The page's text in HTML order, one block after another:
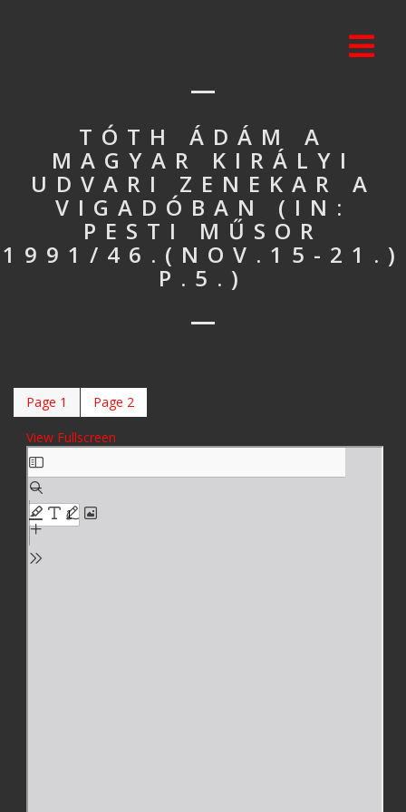
TÓTH ÁDÁM A
MAGYAR KIRÁLYI
UDVARI ZENEKAR A
VIGADÓBAN (IN:
PESTI MŰSOR
1991/46.(NOV.15-21.)
P.5.)
Page 1 Page 2
View Fullscreen